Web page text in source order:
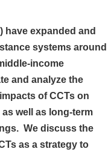
have expanded and
systems around
income
and analyze the
of CCTs on
well as long-term
We discuss the
as a strategy to